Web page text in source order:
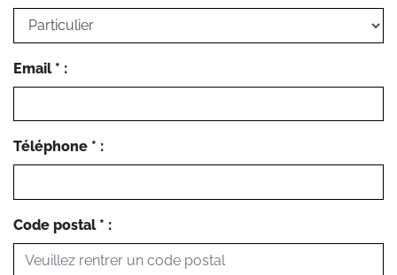
Email * :
Téléphone * :
Code postal * :